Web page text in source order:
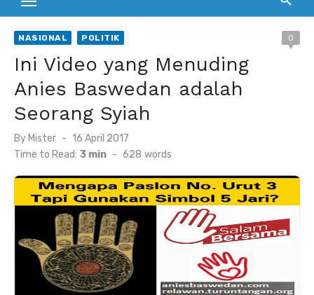
NASIONAL POLITIK 0
Ini Video yang Menuding
Anies Baswedan adalah
Seorang Syiah
By Mister
Posted
on
16 April 2017
Time to Read: 3 min - 628 words